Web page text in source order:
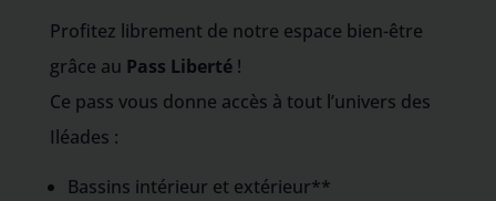
20h
ou
30h
Profitez librement de notre espace bien-être
grâce au Pass Liberté!
Ce pass vous donne accès à tout l’univers des
Iléades :
Bassins intérieur et extérieur**